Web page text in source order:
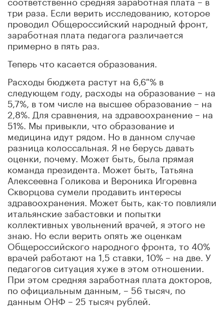
три раза. Если верить исследованию, которое
проводил Общероссийский народный фронт,
заработная плата педагога различается
примерно в пять раз.
Теперь что касается образования.
Расходы бюджета растут на 6,6 % в
следующем году, расходы на образование – на
5,7%, в том числе на высшее образование – на
2,8%. Для сравнения, на здравоохранение – на
51%. Мы привыкли, что образование и
медицина идут рядом. Но в данном случае
разница колоссальная. Я не берусь давать
оценки, почему. Может быть, была прямая
команда президента. Может быть, Татьяна
Алексеевна Голикова и Вероника Игоревна
Скворцова сумели продавить интересы
здравоохранения. Может быть, как-то повлияли
итальянские забастовки и попытки
коллективных увольнений врачей, я этого не
знаю. Но если верить опять же оценкам
Общероссийского народного фронта, то 40%
врачей работают на 1,5 ставки, 10% – на две. У
педагогов ситуация хуже в этом отношении.
При этом средняя заработная плата докторов,
по официальным данным, – 56 тысяч, по
данным ОНФ – 25 тысяч рублей.